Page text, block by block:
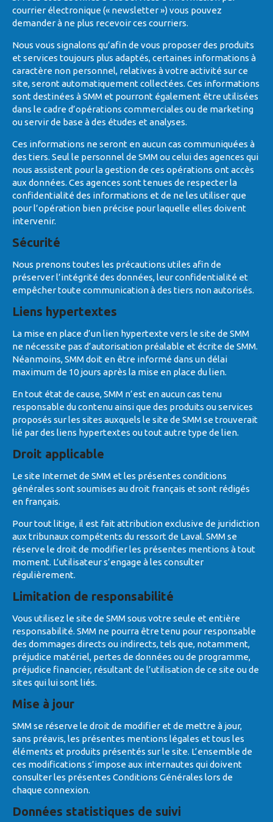
courrier électronique (« newsletter ») vous pouvez
demander à ne plus recevoir ces courriers.
Nous vous signalons qu’afin de vous proposer des produits
et services toujours plus adaptés, certaines informations à
caractère non personnel, relatives à votre activité sur ce
site, seront automatiquement collectées. Ces informations
sont destinées à SMM et pourront également être utilisées
dans le cadre d’opérations commerciales ou de marketing
ou servir de base à des études et analyses.
Ces informations ne seront en aucun cas communiquées à
des tiers. Seul le personnel de SMM ou celui des agences qui
nous assistent pour la gestion de ces opérations ont accès
aux données. Ces agences sont tenues de respecter la
confidentialité des informations et de ne les utiliser que
pour l’opération bien précise pour laquelle elles doivent
intervenir.
Sécurité
Nous prenons toutes les précautions utiles afin de
préserver l’intégrité des données, leur confidentialité et
empêcher toute communication à des tiers non autorisés.
Liens hypertextes
La mise en place d’un lien hypertexte vers le site de SMM
ne nécessite pas d’autorisation préalable et écrite de SMM.
Néanmoins, SMM doit en être informé dans un délai
maximum de 10 jours après la mise en place du lien.
En tout état de cause, SMM n’est en aucun cas tenu
responsable du contenu ainsi que des produits ou services
proposés sur les sites auxquels le site de SMM se trouverait
lié par des liens hypertextes ou tout autre type de lien.
Droit applicable
Le site Internet de SMM et les présentes conditions
générales sont soumises au droit français et sont rédigés
en français.
Pour tout litige, il est fait attribution exclusive de juridiction
aux tribunaux compétents du ressort de Laval. SMM se
réserve le droit de modifier les présentes mentions à tout
moment. L’utilisateur s’engage à les consulter
régulièrement.
Limitation de responsabilité
Vous utilisez le site de SMM sous votre seule et entière
responsabilité. SMM ne pourra être tenu pour responsable
des dommages directs ou indirects, tels que, notamment,
préjudice matériel, pertes de données ou de programme,
préjudice financier, résultant de l’utilisation de ce site ou de
sites qui lui sont liés.
Mise à jour
SMM se réserve le droit de modifier et de mettre à jour,
sans préavis, les présentes mentions légales et tous les
éléments et produits présentés sur le site. L’ensemble de
ces modifications s’impose aux internautes qui doivent
consulter les présentes Conditions Générales lors de
chaque connexion.
Données statistiques de suivi